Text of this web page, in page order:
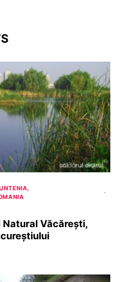
Natural Văcăreşti,